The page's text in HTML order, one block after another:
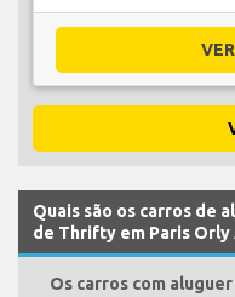
Quais são os carros de
de Thrifty em Paris
Os carros com